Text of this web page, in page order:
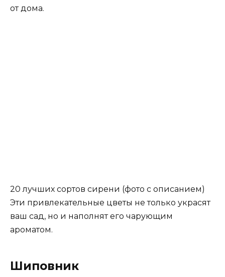
от дома.
20 лучших сортов сирени (фото с описанием)
Эти привлекательные цветы не только украсят
ваш сад, но и наполнят его чарующим
ароматом.
Шиповник